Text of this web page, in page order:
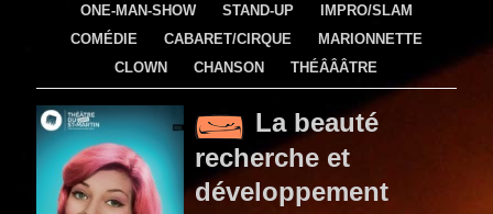
ONE-MAN-SHOW STAND-UP
IMPRO/SLAM
COMÉDIE
CABARET/CIRQUE
MARIONNETTE
CLOWN
CHANSON THÉÂÂÂTRE
La beauté
recherche et
développement